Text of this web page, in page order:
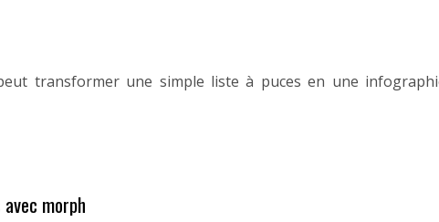
transformer une simple liste à puces en une
morph